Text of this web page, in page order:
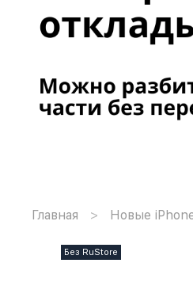
Главная Новые
Без RuStore